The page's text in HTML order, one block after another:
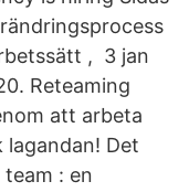
, 3 jan
Reteaming
att arbeta
Det
: en